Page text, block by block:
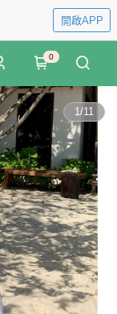
開啟APP
0
1/11